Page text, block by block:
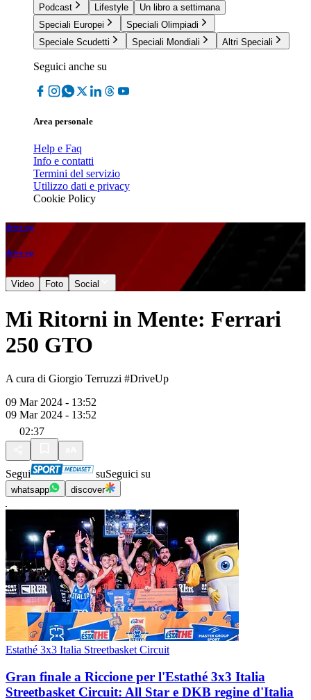
Podcast
Lifestyle
Un libro a settimana
Speciali Europei
Speciali Olimpiadi
Speciale Scudetti
Speciali Mondiali Altri Speciali
Seguici anche su
Area personale
Help e Faq
Info e contatti
Termini del servizio
Utilizzo dati e privacy
Cookie Policy
drive up
drive up
Video Foto Social
Mi Ritorni in Mente: Ferrari
250 GTO
A cura di Giorgio Terruzzi #DriveUp
09 Mar 2024 - 13:52
09 Mar 2024 - 13:52
02:37
Segui suSeguici su
whatsapp discover
Estathé 3x3 Italia Streetbasket Circuit
Gran finale a Riccione per l'Estathé 3x3 Italia
Streetbasket Circuit: All Star e DKB regine d'Italia